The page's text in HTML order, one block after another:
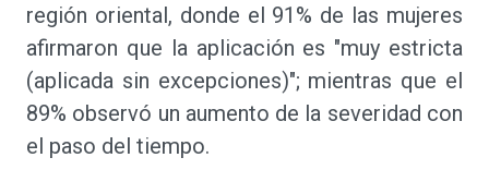
región oriental, donde el 91% de las mujeres
afirmaron que la aplicación es "muy estricta
(aplicada sin excepciones)"; mientras que el
89% observó un aumento de la severidad con
el paso del tiempo.